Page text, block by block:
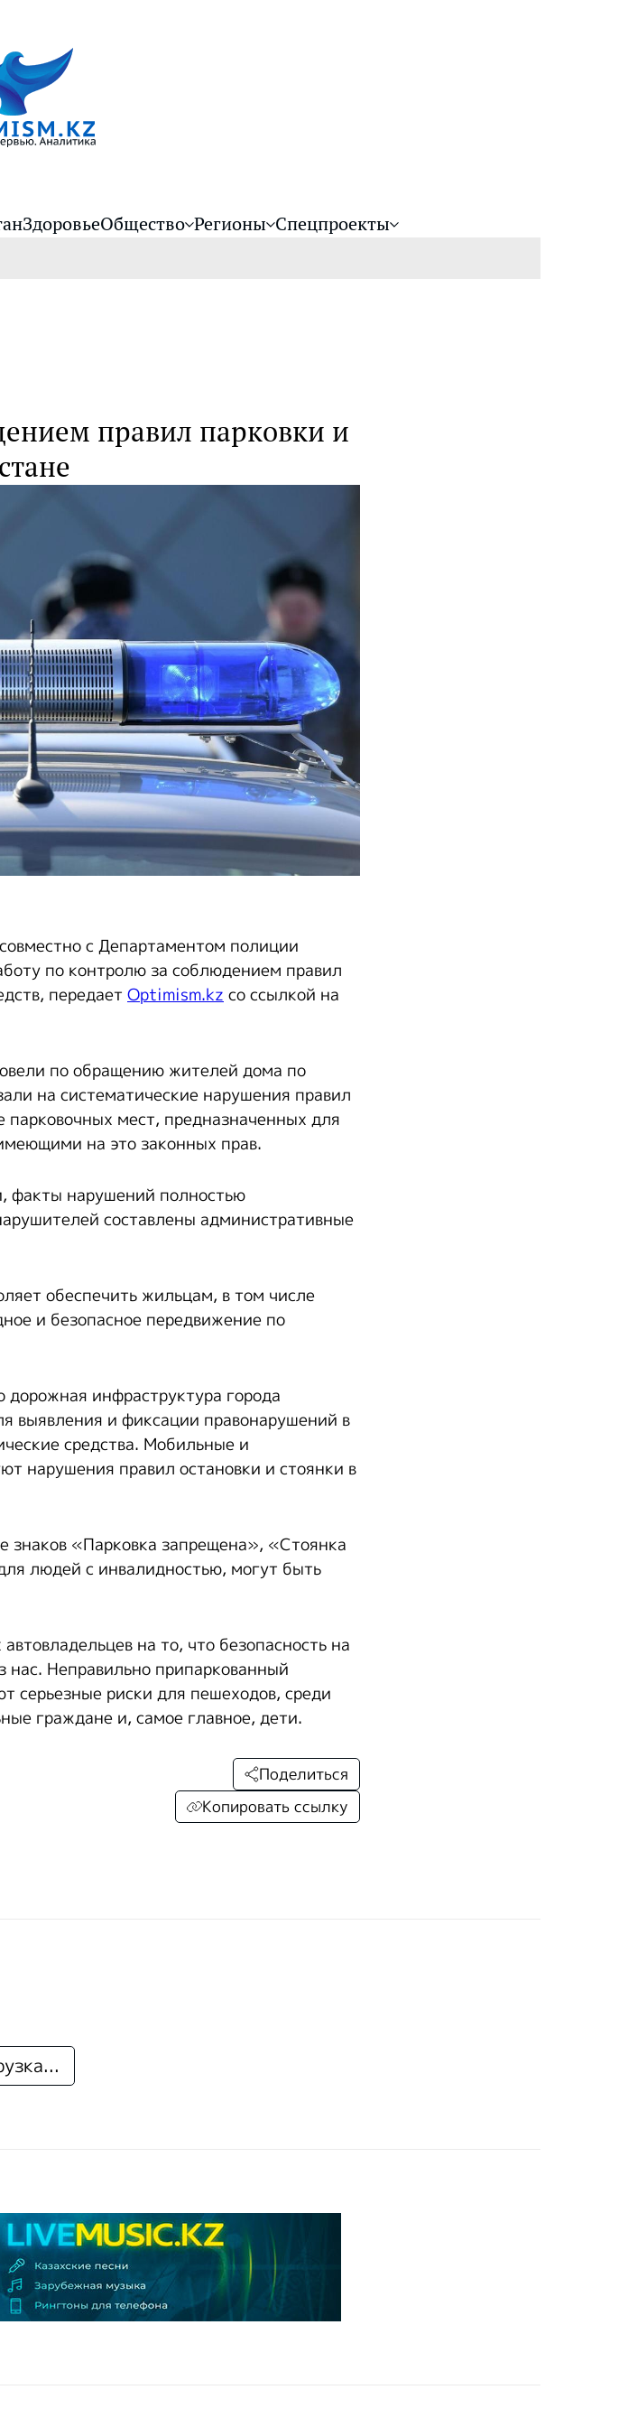
ЗдоровьеОбщество Регионы Спецпроекты
правил парковки и
с Департаментом полиции
по контролю за соблюдением правил
передает Optimism.kz со ссылкой на
по обращению жителей дома по
на систематические нарушения правил
парковочных мест, предназначенных для
на это законных прав.
факты нарушений полностью
составлены административные
обеспечить жильцам, в том числе
и безопасное передвижение по
инфраструктура города
выявления и фиксации правонарушений в
средства. Мобильные и
нарушения правил остановки и стоянки в
знаков «Парковка запрещена», «Стоянка
людей с инвалидностью, могут быть
на то, что безопасность на
нас. Неправильно припаркованный
серьезные риски для пешеходов, среди
граждане и, самое главное, дети.
Поделиться
Копировать ссылку